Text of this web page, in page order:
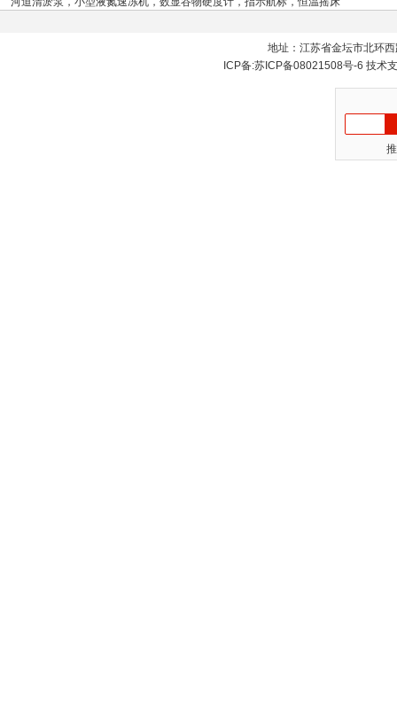
地址：江苏省金坛市北环
ICP备:苏ICP备08021508号-6 技术